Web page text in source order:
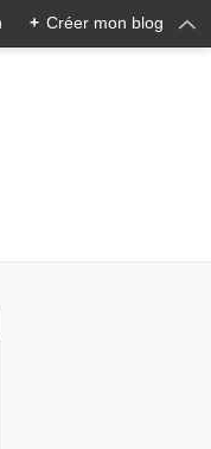
+ Créer mon blog